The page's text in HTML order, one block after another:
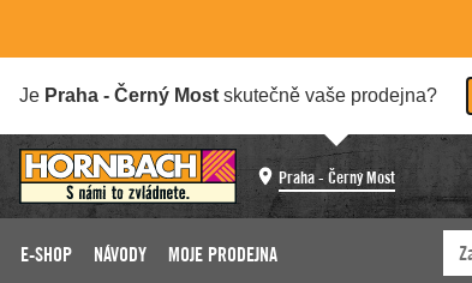
Je Praha - Černý Most skutečně vaše prodejna?
Praha - Černý Most
E-SHOP NÁVODY MOJE PRODEJNA